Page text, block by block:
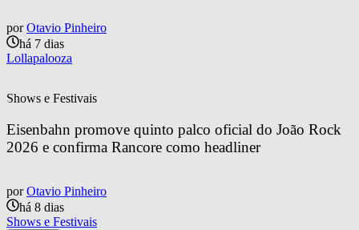
por Otavio Pinheiro
há 7 dias
Lollapalooza
Shows e Festivais
Eisenbahn promove quinto palco oficial do João Rock
2026 e confirma Rancore como headliner
por Otavio Pinheiro
há 8 dias
Shows e Festivais